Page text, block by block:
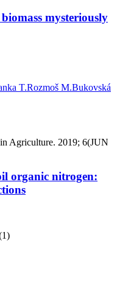
mysteriously
T.Rozmoš M.Bukovská
Agriculture. 2019; 6(JUN
organic nitrogen: